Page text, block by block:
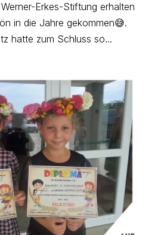
Erkes-Stiftung erhalten
in die Jahre gekommen😅.
hatte zum Schluss so...